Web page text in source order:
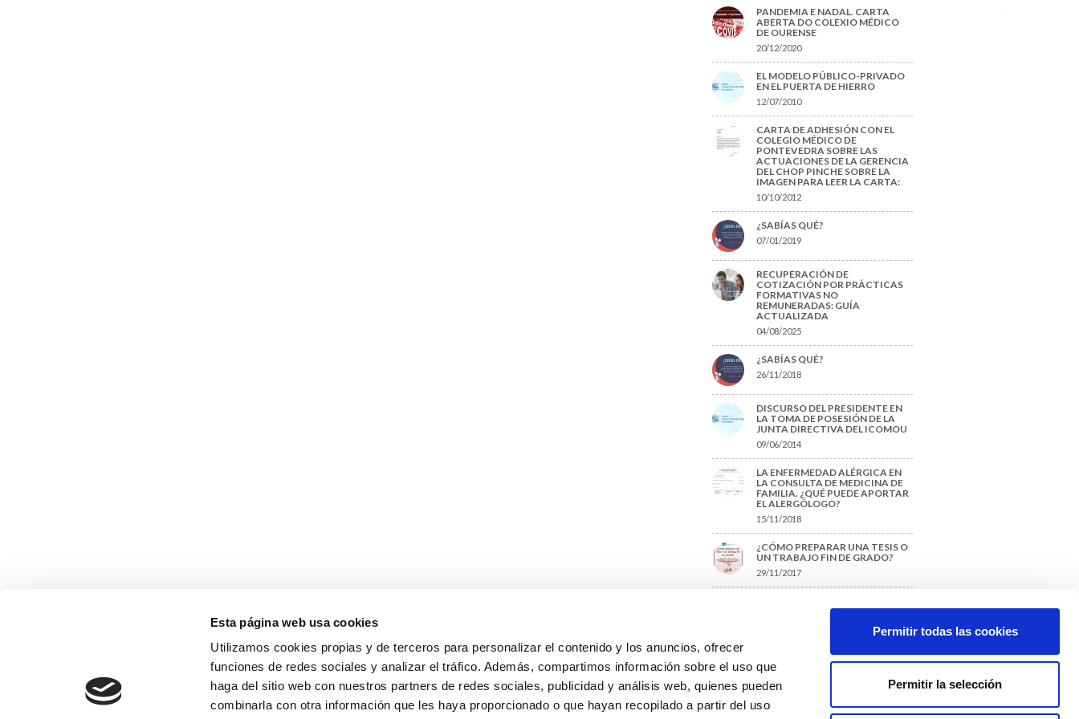
Esta página web usa cookies
Utilizamos cookies propias y de terceros para personalizar el contenido y los anuncios, ofrecer
funciones de redes sociales y analizar el tráfico. Además, compartimos información sobre el uso que
haga del sitio web con nuestros partners de redes sociales, publicidad y análisis web, quienes pueden
combinarla con otra información que les haya proporcionado o que hayan recopilado a partir del uso
Permitir todas las cookies
Permitir la selección
PANDEMIA E NADAL. CARTA
ABERTA DO COLEXIO MÉDICO
DE OURENSE
20/12/2020
EL MODELO PÚBLICO-PRIVADO
EN EL PUERTA DE HIERRO
12/07/2010
CARTA DE ADHESIÓN CON EL
COLEGIO MÉDICO DE
PONTEVEDRA SOBRE LAS
ACTUACIONES DE LA GERENCIA
DEL CHOP PINCHE SOBRE LA
IMAGEN PARA LEER LA CARTA:
10/10/2012
¿SABÍAS QUÉ?
07/01/2019
RECUPERACIÓN DE
COTIZACIÓN POR PRÁCTICAS
FORMATIVAS NO
REMUNERADAS: GUÍA
ACTUALIZADA
04/08/2025
¿SABÍAS QUÉ?
26/11/2018
DISCURSO DEL PRESIDENTE EN
LA TOMA DE POSESIÓN DE LA
JUNTA DIRECTIVA DEL ICOMOU
09/06/2014
LA ENFERMEDAD ALÉRGICA EN
LA CONSULTA DE MEDICINA DE
FAMILIA. ¿QUÉ PUEDE APORTAR
EL ALERGÓLOGO?
15/11/2018
¿CÓMO PREPARAR UNA TESIS O
UN TRABAJO FIN DE GRADO?
29/11/2017
protección de datos